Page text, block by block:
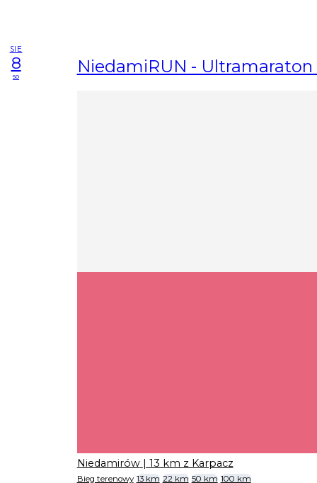
SIE
8
so NiedamiRUN - Ultramaraton
Niedamirów | 13 km z Karpacz
Bieg terenowy 13 km 22 km 50 km 100 km